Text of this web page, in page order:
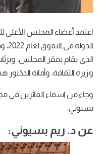
اعتمد أعضاء المجلس الأعلى
الذى يقام بمقر المجلس،
وزيرة الثقافة، وأمانة
وجاء من اسماء الفائزين في
بسيوني.
عن د. ريم بسيوني: